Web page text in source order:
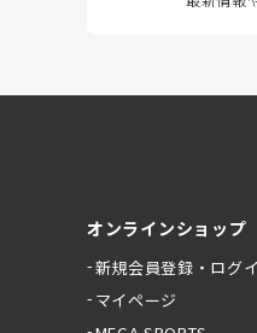
オンラインショップ
新規会員登録・ログ
マイページ